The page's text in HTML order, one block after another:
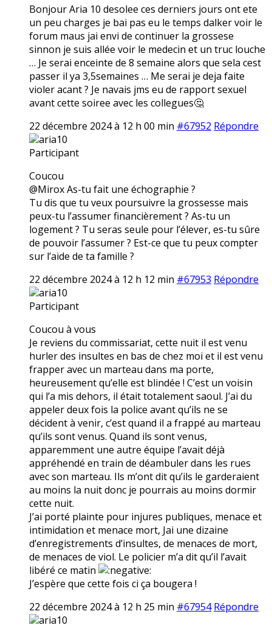
Bonjour Aria 10 desolee ces derniers jours ont ete
un peu charges je bai pas eu le temps dalker voir le
forum maus jai envi de continuer la grossese
sinnon je suis allée voir le medecin et un truc louche
… Je serai enceinte de 8 semaine alors que sela cest
passer il ya 3,5semaines … Me serai je deja faite
violer acant ? Je navais jms eu de rapport sexuel
avant cette soiree avec les collegues🤔
22 décembre 2024 à 12 h 00 min #67952 Répondre
aria10
Participant
Coucou
@Mirox As-tu fait une échographie ?
Tu dis que tu veux poursuivre la grossesse mais
peux-tu l’assumer financièrement ? As-tu un
logement ? Tu seras seule pour l’élever, es-tu sûre
de pouvoir l’assumer ? Est-ce que tu peux compter
sur l’aide de ta famille ?
22 décembre 2024 à 12 h 12 min #67953 Répondre
aria10
Participant
Coucou à vous
Je reviens du commissariat, cette nuit il est venu
hurler des insultes en bas de chez moi et il est venu
frapper avec un marteau dans ma porte,
heureusement qu’elle est blindée ! C’est un voisin
qui l’a mis dehors, il était totalement saoul. J’ai du
appeler deux fois la police avant qu’ils ne se
décident à venir, c’est quand il a frappé au marteau
qu’ils sont venus. Quand ils sont venus,
apparemment une autre équipe l’avait déjà
appréhendé en train de déambuler dans les rues
avec son marteau. Ils m’ont dit qu’ils le garderaient
au moins la nuit donc je pourrais au moins dormir
cette nuit.
J’ai porté plainte pour injures publiques, menace et
intimidation et menace mort, Jai une dizaine
d’enregistrements d’insultes, de menaces de mort,
de menaces de viol. Le policier m’a dit qu’il l’avait
libéré ce matin
J’espère que cette fois ci ça bougera !
22 décembre 2024 à 12 h 25 min #67954 Répondre
aria10